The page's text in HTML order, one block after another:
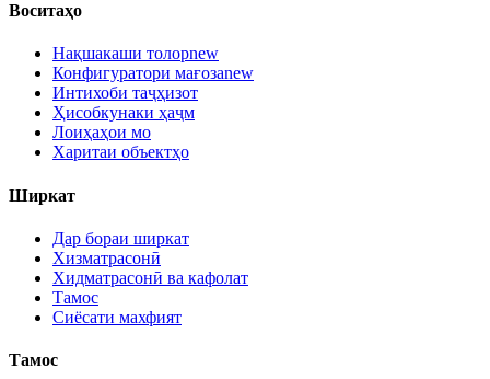
Воситаҳо
Нақшакаши толорnew
Конфигуратори мағозаnew
Интихоби таҷҳизот
Ҳисобкунаки ҳаҷм
Лоиҳаҳои мо
Харитаи объектҳо
Ширкат
Дар бораи ширкат
Хизматрасонӣ
Хидматрасонӣ ва кафолат
Тамос
Сиёсати махфият
Тамос